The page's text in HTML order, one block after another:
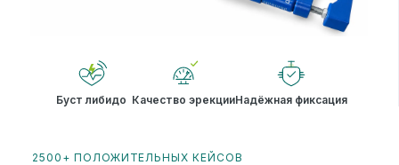
Буст либидо Качество эрекцииНадёжная фиксация
2500+ ПОЛОЖИТЕЛЬНЫХ КЕЙСОВ